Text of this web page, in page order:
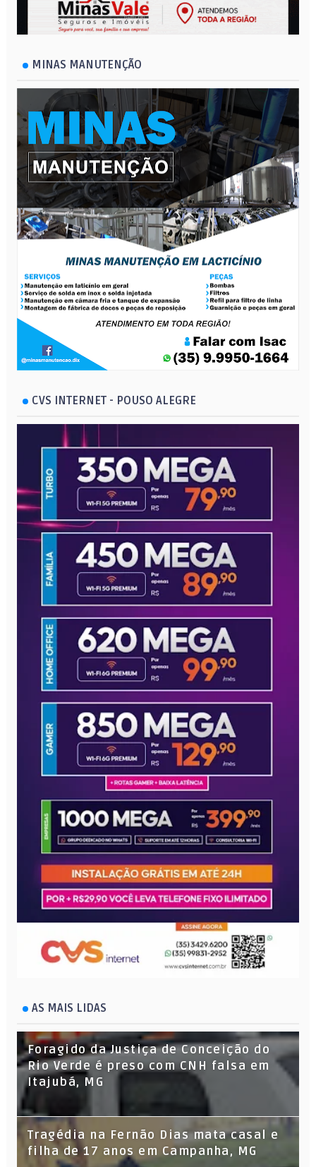
MINAS MANUTENÇÃO
CVS INTERNET - POUSO ALEGRE
AS MAIS LIDAS
Foragido da Justiça de Conceição do
Rio Verde é preso com CNH falsa em
Itajubá, MG
Tragédia na Fernão Dias mata casal e
filha de 17 anos em Campanha, MG